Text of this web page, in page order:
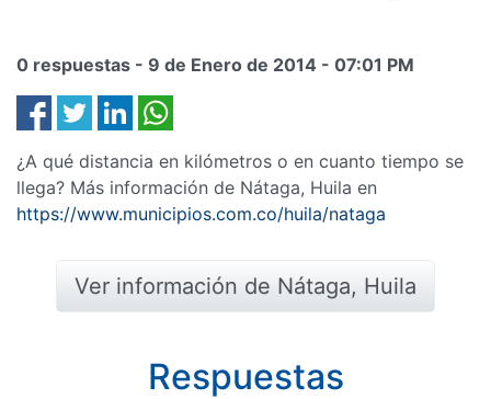
0 respuestas - 9 de Enero de 2014 - 07:01 PM
¿A qué distancia en kilómetros o en cuanto tiempo se
llega? Más información de Nátaga, Huila en
https://www.municipios.com.co/huila/nataga
Ver información de Nátaga, Huila
Respuestas